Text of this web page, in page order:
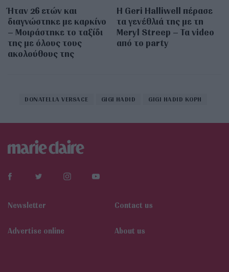
Ήταν 26 ετών και
διαγνώστηκε με καρκίνο
– Μοιράστηκε το ταξίδι
της με όλους τους
ακολούθους της
Η Geri Halliwell πέρασε
τα γενέθλιά της με τη
Meryl Streep – Τα video
από το party
DONATELLA VERSACE GIGI HADID GIGI HADID ΚΟΡΗ
Newsletter Contact us
Αdvertise online About us